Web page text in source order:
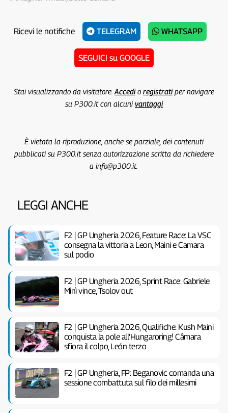
Ricevi le notifiche TELEGRAM WHATSAPP
SEGUICI su GOOGLE
Stai visualizzando da visitatore. Accedio registratiper navigare
su P300.it con alcunivantaggi
È vietata la riproduzione, anche se parziale, dei contenuti
pubblicati su P300.it senza autorizzazione scritta da richiedere
a info@p300.it.
LEGGI ANCHE
F2 | GP Ungheria 2026, Feature Race: La VSC
consegna la vittoria a Leon, Maini e Camara
sul podio
F2 | GP Ungheria 2026, Sprint Race: Gabriele
Minì vince, Tsolov out
F2 | GP Ungheria 2026, Qualifiche: Kush Maini
conquista la pole all’Hungaroring! Câmara
sfiora il colpo, León terzo
F2 | GP Ungheria, FP: Beganovic comanda una
sessione combattuta sul filo dei millesimi